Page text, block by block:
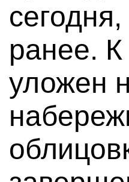
ранее.
уложен